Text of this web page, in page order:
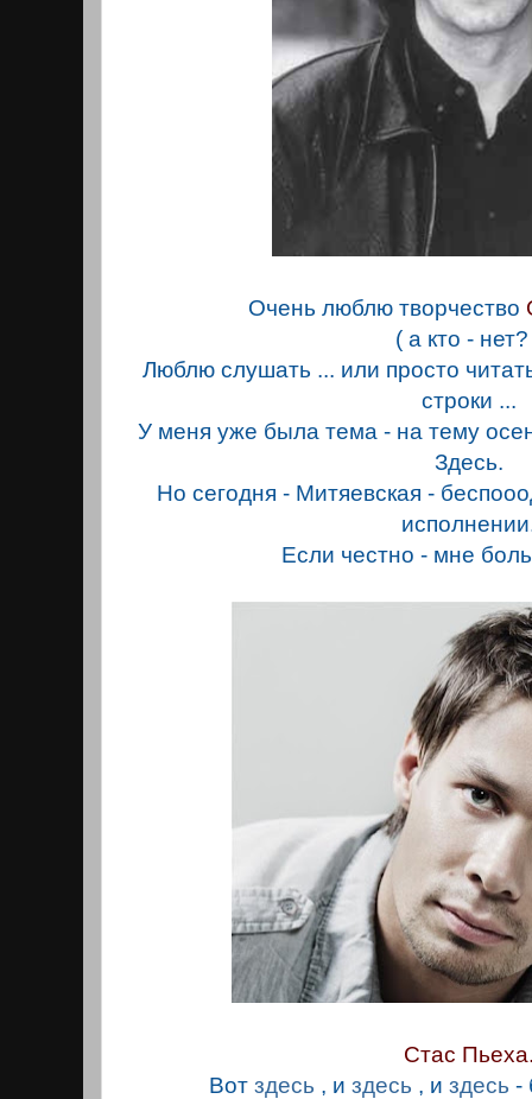
Очень люблю творчество
( а кто -
Люблю слушать ... или просто
строки ...
У меня уже была тема - на тему
Здесь.
Но сегодня - Митяевская -
Если честно - мне
Стас
Вот здесь , и здесь , и здесь -